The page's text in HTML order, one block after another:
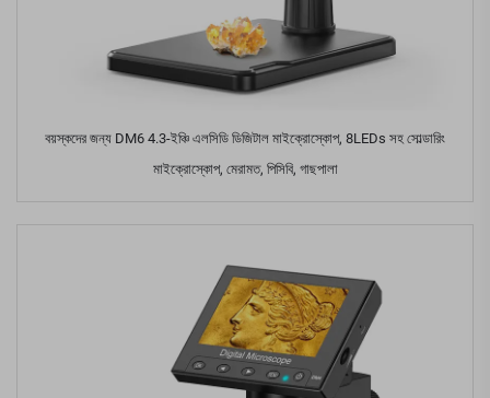
বয়স্কদের জন্য DM6 4.3-ইঞ্চি এলসিডি ডিজিটাল মাইক্রোস্কোপ, 8LEDs সহ সোল্ডারিং
মাইক্রোস্কোপ, মেরামত, পিসিবি, গাছপালা